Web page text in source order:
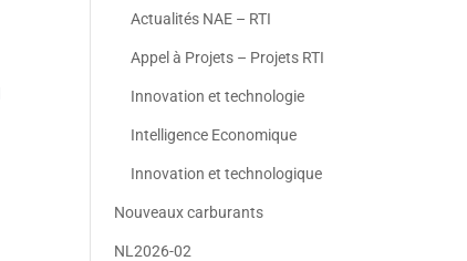
Actualités NAE – RTI
Appel à Projets – Projets RTI
Innovation et technologie
Intelligence Economique
Innovation et technologique
Nouveaux carburants
NL2026-02